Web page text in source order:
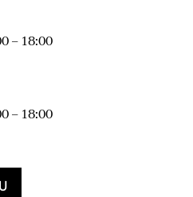
– 18:00
– 18:00